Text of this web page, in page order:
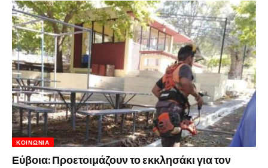
ΚΟΙΝΩΝΊΑ
Εύβοια: Προετοιμάζουν το εκκλησάκι για τον